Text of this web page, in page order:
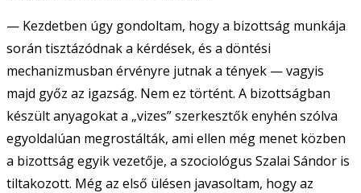
— Kezdetben úgy gondoltam, hogy a bizottság munkája
során tisztázódnak a kérdések, és a döntési
mechanizmusban érvényre jutnak a tények — vagyis
majd győz az igazság. Nem ez történt. A bizottságban
készült anyagokat a „vizes” szerkesztők enyhén szólva
egyoldalúan megrostálták, ami ellen még menet közben
a bizottság egyik vezetője, a szociológus Szalai Sándor is
tiltakozott. Még az első ülésen javasoltam, hogy az